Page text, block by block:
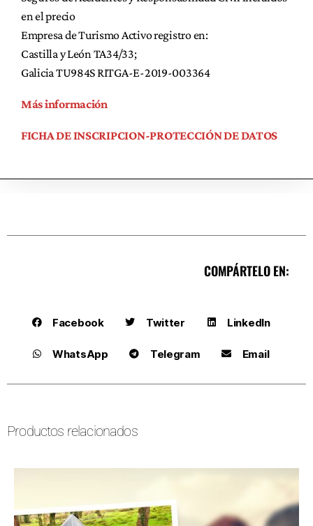
en el precio
Empresa de Turismo Activo registro en:
Castilla y León TA34/33;
Galicia TU984S RITGA-E-2019-003364
Más información
FICHA DE INSCRIPCION-PROTECCIÓN DE DATOS
COMPÁRTELO EN:
Facebook Twitter LinkedIn
WhatsApp Telegram Email
Productos relacionados